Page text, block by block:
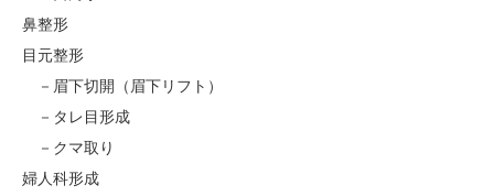
鼻整形
目元整形
眉下切開（眉下リフト）
タレ目形成
クマ取り
婦人科形成